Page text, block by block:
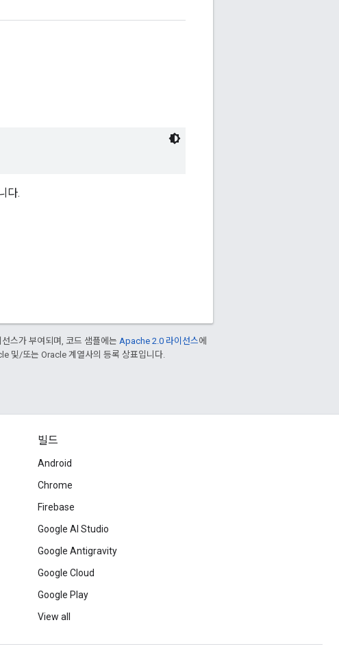
다.
스가 부여되며, 코드 샘플에는 Apache 2.0 라이선스에
및/또는 Oracle 계열사의 등록 상표입니다.
빌드
Android
Chrome
Firebase
Google AI Studio
Google Antigravity
Google Cloud
Google Play
View all